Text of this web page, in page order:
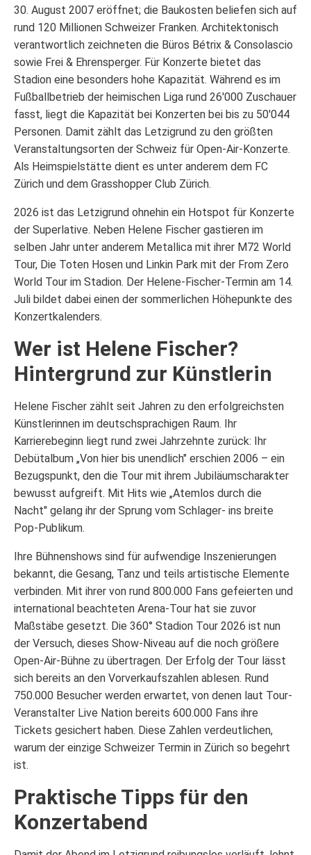
30. August 2007 eröffnet; die Baukosten beliefen sich auf
rund 120 Millionen Schweizer Franken. Architektonisch
verantwortlich zeichneten die Büros Bétrix & Consolascio
sowie Frei & Ehrensperger. Für Konzerte bietet das
Stadion eine besonders hohe Kapazität. Während es im
Fußballbetrieb der heimischen Liga rund 26'000 Zuschauer
fasst, liegt die Kapazität bei Konzerten bei bis zu 50'044
Personen. Damit zählt das Letzigrund zu den größten
Veranstaltungsorten der Schweiz für Open-Air-Konzerte.
Als Heimspielstätte dient es unter anderem dem FC
Zürich und dem Grasshopper Club Zürich.
2026 ist das Letzigrund ohnehin ein Hotspot für Konzerte
der Superlative. Neben Helene Fischer gastieren im
selben Jahr unter anderem Metallica mit ihrer M72 World
Tour, Die Toten Hosen und Linkin Park mit der From Zero
World Tour im Stadion. Der Helene-Fischer-Termin am 14.
Juli bildet dabei einen der sommerlichen Höhepunkte des
Konzertkalenders.
Wer ist Helene Fischer?
Hintergrund zur Künstlerin
Helene Fischer zählt seit Jahren zu den erfolgreichsten
Künstlerinnen im deutschsprachigen Raum. Ihr
Karrierebeginn liegt rund zwei Jahrzehnte zurück: Ihr
Debütalbum „Von hier bis unendlich" erschien 2006 – ein
Bezugspunkt, den die Tour mit ihrem Jubiläumscharakter
bewusst aufgreift. Mit Hits wie „Atemlos durch die
Nacht" gelang ihr der Sprung vom Schlager- ins breite
Pop-Publikum.
Ihre Bühnenshows sind für aufwendige Inszenierungen
bekannt, die Gesang, Tanz und teils artistische Elemente
verbinden. Mit ihrer von rund 800.000 Fans gefeierten und
international beachteten Arena-Tour hat sie zuvor
Maßstäbe gesetzt. Die 360° Stadion Tour 2026 ist nun
der Versuch, dieses Show-Niveau auf die noch größere
Open-Air-Bühne zu übertragen. Der Erfolg der Tour lässt
sich bereits an den Vorverkaufszahlen ablesen. Rund
750.000 Besucher werden erwartet, von denen laut Tour-
Veranstalter Live Nation bereits 600.000 Fans ihre
Tickets gesichert haben. Diese Zahlen verdeutlichen,
warum der einzige Schweizer Termin in Zürich so begehrt
ist.
Praktische Tipps für den
Konzertabend